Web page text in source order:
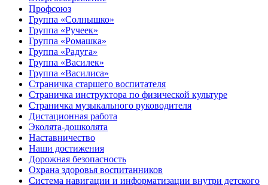
Профсоюз
Группа «Солнышко»
Группа «Ручеек»
Группа «Ромашка»
Группа «Радуга»
Группа «Василек»
Группа «Василиса»
Страничка старшего воспитателя
Страничка инструктора по физической культуре
Страничка музыкального руководителя
Дистационная работа
Эколята-дошколята
Наставничество
Наши достижения
Дорожная безопасность
Охрана здоровья воспитанников
Система навигации и информатизации внутри детского